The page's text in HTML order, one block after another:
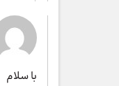
با سلام